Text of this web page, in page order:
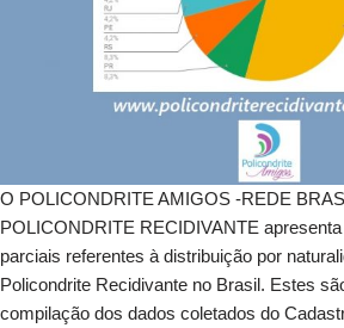
O POLICONDRITE AMIGOS -REDE
POLICONDRITE RECIDIVANTE
parciais referentes à distribuição por
Policondrite Recidivante no Brasil. Estes
compilação dos dados coletados do